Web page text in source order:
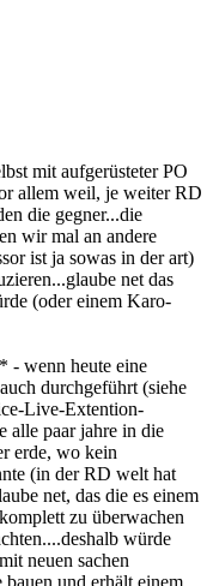
mit aufgerüsteter PO
allem weil, je weiter RD
die gegner...die
wir mal an andere
ist ja sowas in der art)
net das
(oder einem Karo-
- wenn heute eine
durchgeführt (siehe
Live-Extention-
alle paar jahre in die
erde, wo kein
(in der RD welt hat
net, das die es einem
zu überwachen
würde
neuen sachen
und erhält einem